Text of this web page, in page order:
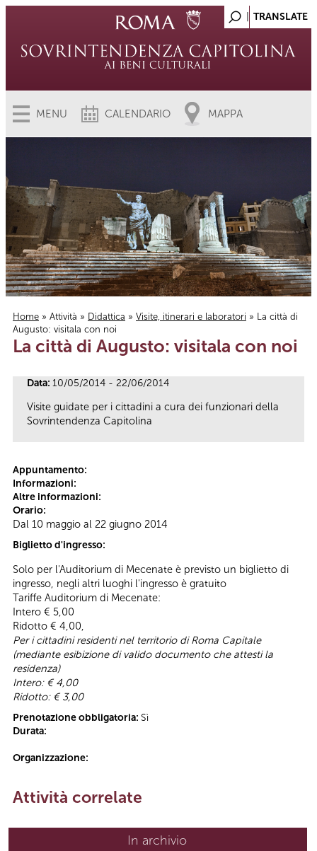
MENU CALENDARIO MAPPA
Tu sei qui
Home » Attività » Didattica » Visite, itinerari e laboratori » La città di
Augusto: visitala con noi
La città di Augusto: visitala con noi
Data: 10/05/2014 - 22/06/2014
Visite guidate per i cittadini a cura dei funzionari della
Sovrintendenza Capitolina
Appuntamento:
Informazioni:
Altre informazioni:
Orario:
Dal 10 maggio al 22 giugno 2014
Biglietto d'ingresso:
Solo per l'Auditorium di Mecenate è previsto un biglietto di
ingresso, negli altri luoghi l'ingresso è gratuito
Tariffe Auditorium di Mecenate:
Intero € 5,00
Ridotto € 4,00,
Per i cittadini residenti nel territorio di Roma Capitale
(mediante esibizione di valido documento che attesti la
residenza)
Intero: € 4,00
Ridotto: € 3,00
Prenotazione obbligatoria: Sì
Durata:
Organizzazione:
Attività correlate
In archivio